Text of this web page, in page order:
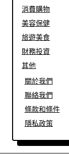
消費購物
美容保健
旅遊美食
財務投資
其他
關於我們
聯絡我們
條款和條件
隱私政策